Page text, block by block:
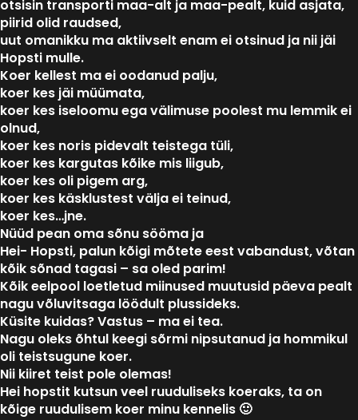
otsisin transporti maa-alt ja maa-pealt, kuid asjata,
piirid olid raudsed,
uut omanikku ma aktiivselt enam ei otsinud ja nii jäi
Hopsti mulle.
Koer kellest ma ei oodanud palju,
koer kes jäi müümata,
koer kes iseloomu ega välimuse poolest mu lemmik ei
olnud,
koer kes noris pidevalt teistega tüli,
koer kes kargutas kõike mis liigub,
koer kes oli pigem arg,
koer kes käsklustest välja ei teinud,
koer kes…jne.
Nüüd pean oma sõnu sööma ja
Hei- Hopsti, palun kõigi mõtete eest vabandust, võtan
kõik sõnad tagasi – sa oled parim!
Kõik eelpool loetletud miinused muutusid päeva pealt
nagu võluvitsaga löödult plussideks.
Küsite kuidas? Vastus – ma ei tea.
Nagu oleks õhtul keegi sõrmi nipsutanud ja hommikul
oli teistsugune koer.
Nii kiiret teist pole olemas!
Hei hopstit kutsun veel ruuduliseks koeraks, ta on
kõige ruudulisem koer minu kennelis 🙂